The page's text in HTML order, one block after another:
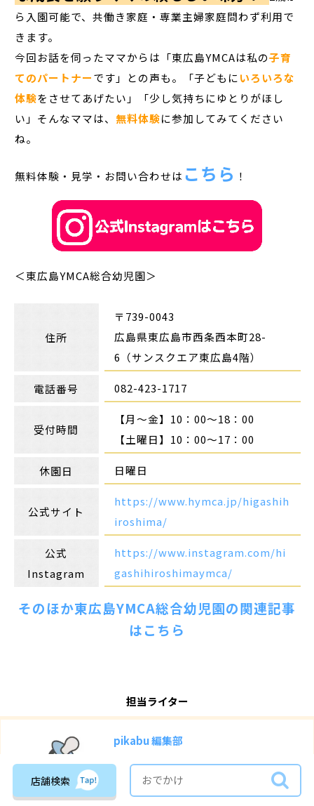
ら入園可能で、共働き家庭・専業主婦家庭問わず利用で
きます。
今回お話を伺ったママからは「東広島YMCAは私の子育
てのパートナーです」との声も。「子どもにいろいろな
体験をさせてあげたい」「少し気持ちにゆとりがほし
い」そんなママは、 無料体験に参加してみてください
ね。
無料体験・見学・お問い合わせは こちら ！
＜東広島YMCA総合幼児園＞
住所
〒739-0043
広島県東広島市西条西本町28-
6（サンスクエア東広島4階）
電話番号 082-423-1717
受付時間
【月～金】10：00～18：00
【土曜日】10：00～17：00
休園日 日曜日
公式サイト
https://www.hymca.jp/higashih
iroshima/
公式
Instagram
https://www.instagram.com/hi
gashihiroshimaymca/
そのほか東広島YMCA総合幼児園の関連記事
はこちら
担当ライター
pikabu 編集部
広島の子育てママの知りたい「情報
×体験…
店舗検索